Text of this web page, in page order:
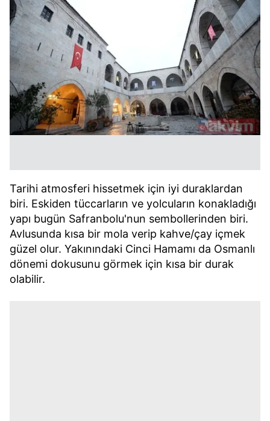
Tarihi atmosferi hissetmek için iyi duraklardan
biri. Eskiden tüccarların ve yolcuların konakladığı
yapı bugün Safranbolu'nun sembollerinden biri.
Avlusunda kısa bir mola verip kahve/çay içmek
güzel olur. Yakınındaki Cinci Hamamı da Osmanlı
dönemi dokusunu görmek için kısa bir durak
olabilir.